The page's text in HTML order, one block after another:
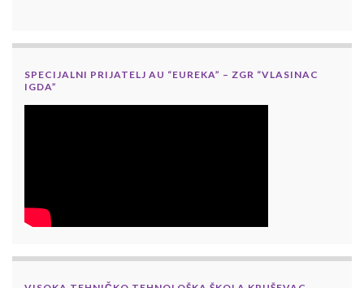
SPECIJALNI PRIJATELJ AU “EUREKA” – ZGR “VLASINAC
IGDA”